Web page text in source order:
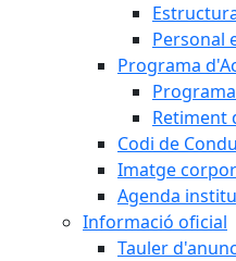
Personal
Programa
Retiment
Codi de
Imatge
Agenda
Informació oficial
Tauler